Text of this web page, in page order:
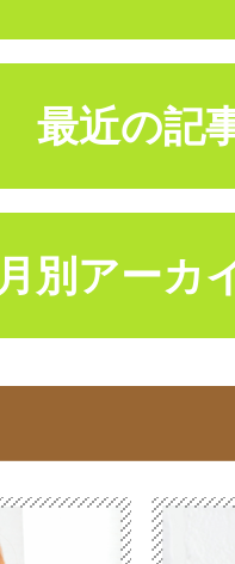
最近の記
月別アーカ